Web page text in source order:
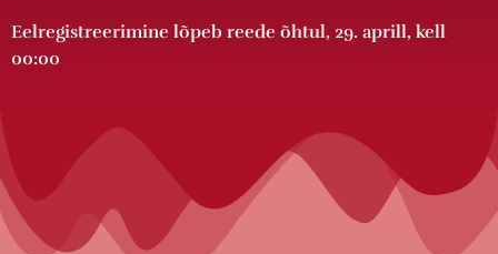
Eelregistreerimine lõpeb reede õhtul, 29. aprill, kell
00:00